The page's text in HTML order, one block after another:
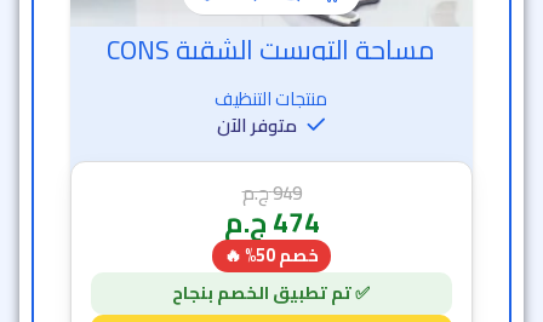
مساحة التويست الشقية CONS
منتجات التنظيف
متوفر الآن
949ج.م
474ج.م
خصم 50% 🔥